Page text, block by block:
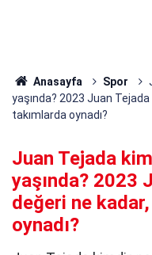
Anasayfa Spor
yaşında? 2023 Juan
takımlarda oynadı?
Juan Tejada
yaşında? 2023
değeri ne
oynadı?